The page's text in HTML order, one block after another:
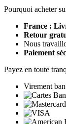
Pourquoi acheter
France :
Retour
Nous
Paiement
Payez en toute
Virement